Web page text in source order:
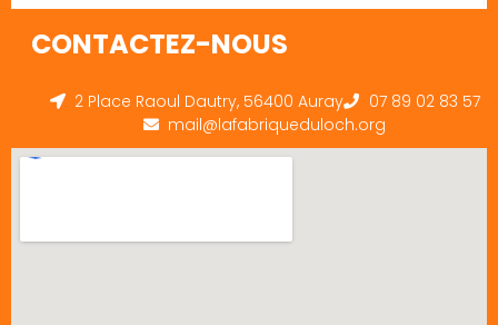
CONTACTEZ-NOUS
2 Place Raoul Dautry, 56400 Auray
07 89 02 83 57
mail@lafabriqueduloch.org